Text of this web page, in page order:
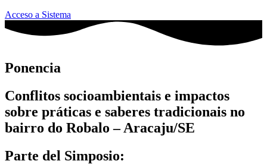
Acceso a Sistema
Ponencia
Conflitos socioambientais e impactos
sobre práticas e saberes tradicionais no
bairro do Robalo – Aracaju/SE
Parte del Simposio: